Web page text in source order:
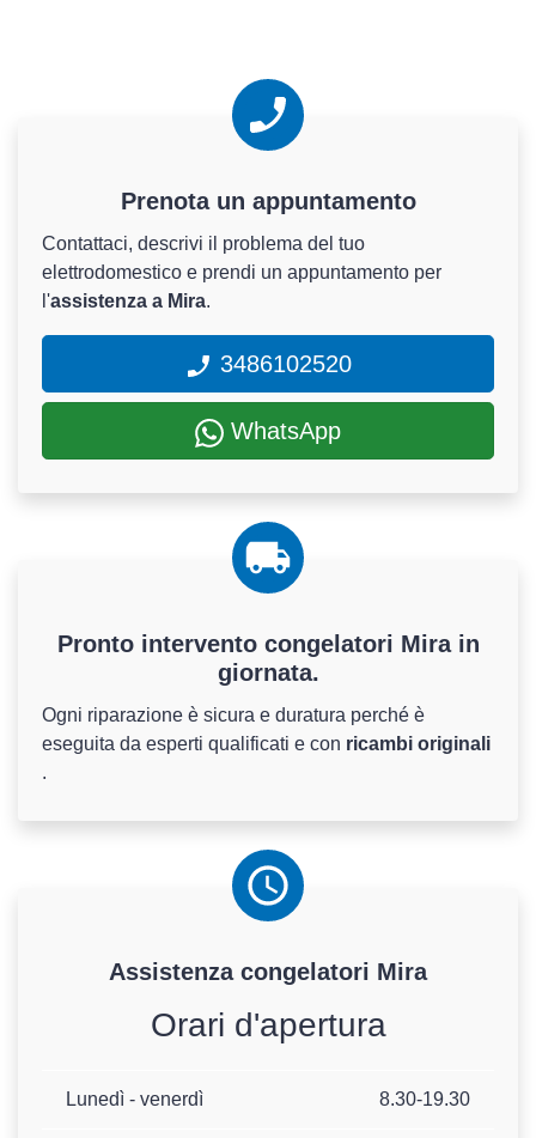
Prenota un appuntamento
Contattaci, descrivi il problema del tuo
elettrodomestico e prendi un appuntamento per
l'assistenza a Mira.
3486102520
WhatsApp
Pronto intervento congelatori Mira in
giornata.
Ogni riparazione è sicura e duratura perché è
eseguita da esperti qualificati e con ricambi originali
.
Assistenza congelatori Mira
Orari d'apertura
Lunedì - venerdì 8.30-19.30